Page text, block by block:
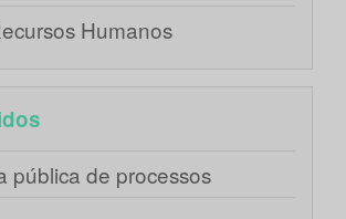
Humanos
pública de processos